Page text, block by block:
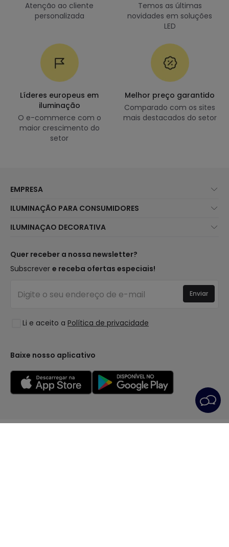
Atenção ao cliente
personalizada
Temos as últimas
novidades em soluções
LED
Líderes europeus em
iluminação
O e-commerce com o
maior crescimento do
setor
Melhor preço garantido
Comparado com os sites
mais destacados do setor
EMPRESA
Atendimento ao Cliente
Métodos de Envio
É Profissional?
Perguntas Frequentes (FAQ)
ILUMINAÇÃO PARA CONSUMIDORES
Marcas
Iluminação para empresas
ILUMINAÇAO DECORATIVA
Tendências
Marcas de Decoração Premium
Espaços
Coleções
Quer receber a nossa newsletter?
Subscrever e receba ofertas especiais!
Li e aceito a Política de privacidade
Enviar
Baixe nosso aplicativo